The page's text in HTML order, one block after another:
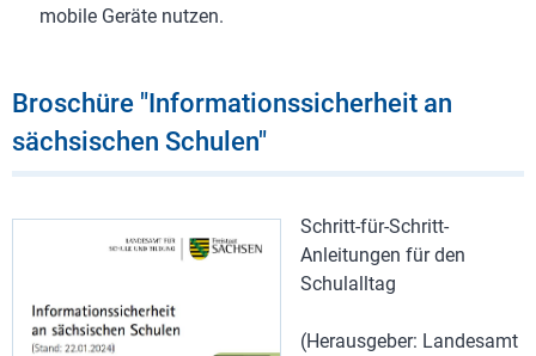
mobile Geräte nutzen.
Broschüre "Informationssicherheit an
sächsischen Schulen"
Schritt-für-Schritt-
Anleitungen für den
Schulalltag
(Herausgeber: Landesamt